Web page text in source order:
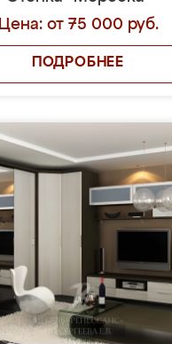
Цена: от 75 000 руб.
ПОДРОБНЕЕ